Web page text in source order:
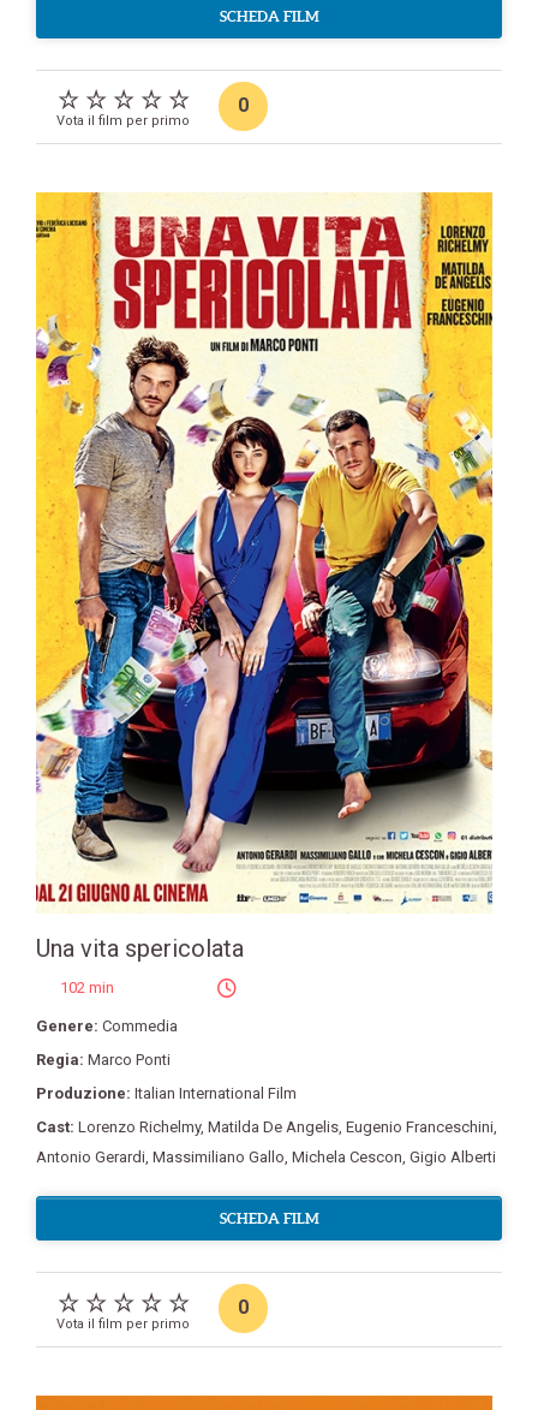
SCHEDA FILM
Vota il film per primo
0
Una vita spericolata
102 min
Genere: Commedia
Regia: Marco Ponti
Produzione: Italian International Film
Cast: Lorenzo Richelmy, Matilda De Angelis, Eugenio Franceschini,
Antonio Gerardi, Massimiliano Gallo, Michela Cescon, Gigio Alberti
SCHEDA FILM
Vota il film per primo
0